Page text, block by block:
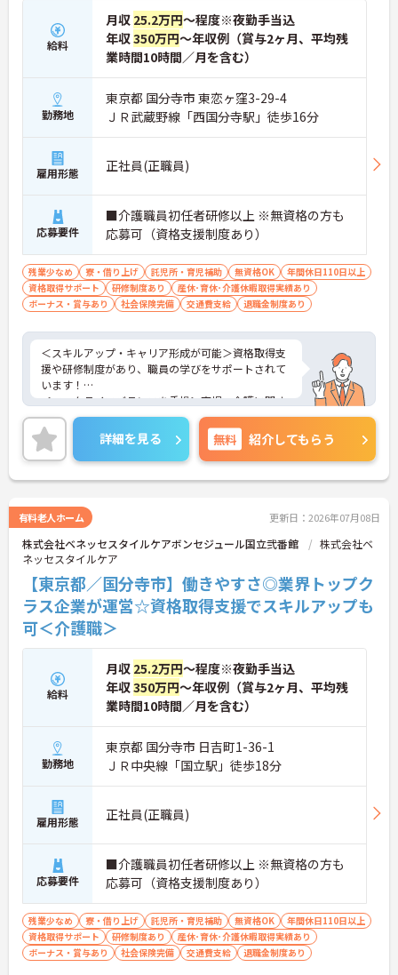
給料
月収 25.2万円～程度※夜勤手当込
年収350万円～年収例（賞与2ヶ月、平均残
業時間10時間／月を含む）
勤務地
東京都 国分寺市 東恋ヶ窪3-29-4
ＪＲ武蔵野線「西国分寺駅」徒歩16分
雇用形態 正社員(正職員)
応募要件
■介護職員初任者研修以上 ※無資格の方も
応募可（資格支援制度あり）
残業少なめ 寮・借り上げ 託児所・育児補助 無資格OK
年間休日110日以上
資格取得サポート
研修制度あり
産休･育休･介護休暇取得実績あり
ボーナス・賞与あり
社会保険完備 交通費支給 退職金制度あり
＜スキルアップ・キャリア形成が可能＞資格取得支
援や研修制度があり、職員の学びをサポートされて
います！
＜ワークライフバランスを重視＞育児・介護に関す
る制度や社宅制度、各種手当など、長く安心して働
きやすい環境が整っています。
＜寄り添ったケアの実施＞利用者さまに深く寄り添
ったサービスの提供を目指し、職員の専門性を高め
るような人材育成にも注力されています。
詳細をお話ししますのでお気軽にご相談ください！
詳細を見る 無料 紹介してもらう
有料老人ホーム 更新日：2026年07月08日
株式会社ベネッセスタイルケアボンセジュール国立弐番館
株式会社ベ
ネッセスタイルケア
【東京都／国分寺市】働きやすさ◎業界トップク
ラス企業が運営☆資格取得支援でスキルアップも
可＜介護職＞
給料
月収 25.2万円～程度※夜勤手当込
年収350万円～年収例（賞与2ヶ月、平均残
業時間10時間／月を含む）
勤務地
東京都 国分寺市 日吉町1-36-1
ＪＲ中央線「国立駅」徒歩18分
雇用形態 正社員(正職員)
応募要件
■介護職員初任者研修以上 ※無資格の方も
応募可（資格支援制度あり）
残業少なめ 寮・借り上げ 託児所・育児補助 無資格OK
年間休日110日以上
資格取得サポート
研修制度あり
産休･育休･介護休暇取得実績あり
ボーナス・賞与あり
社会保険完備 交通費支給 退職金制度あり